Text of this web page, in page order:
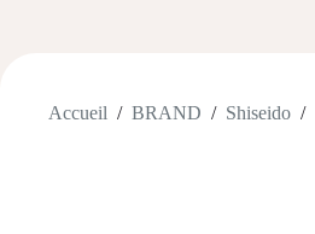
Accueil / BRAND / Shiseido /